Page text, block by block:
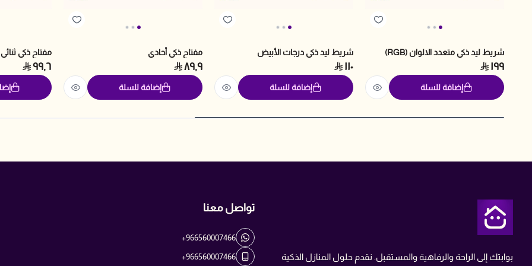
شريط ليد ذكي متعدد الالوان (RGB)
١٩٩
إضافة للسلة
شريط ليد ذكي درجات الأبيض
١١٠
إضافة للسلة
مفتاح ذكي أحادي
٨٩٫٩
إضافة للسلة
مفتاح ذكي ثنائي
٩٩٫٦
بوابتك إلى الراحة والرفاهية والمستقبل. نقدم حلول المنازل الذكية
تواصل معنا
+966560007466
+966560007466